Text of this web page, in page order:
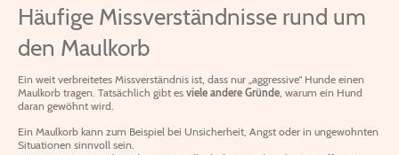
Häufige Missverständnisse rund um
den Maulkorb
Ein weit verbreitetes Missverständnis ist, dass nur „aggressive“ Hunde einen
Maulkorb tragen. Tatsächlich gibt es viele andere Gründe, warum ein Hund
daran gewöhnt wird.
Ein Maulkorb kann zum Beispiel bei Unsicherheit, Angst oder in ungewohnten
Situationen sinnvoll sein.